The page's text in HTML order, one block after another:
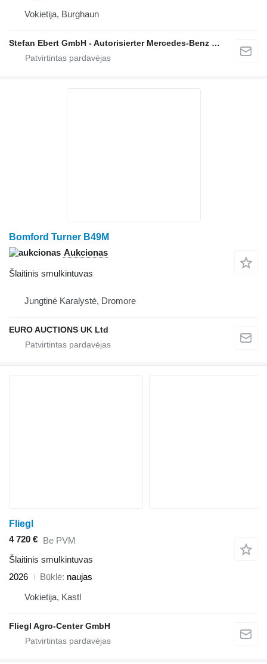
Vokietija, Burghaun
Stefan Ebert GmbH - Autorisierter Mercedes-Benz Servicepartner
Bomford Turner B49M
Aukcionas
Šlaitinis smulkintuvas
Jungtinė Karalystė, Dromore
EURO AUCTIONS UK Ltd
Fliegl
4 720 € Be PVM
Šlaitinis smulkintuvas
2026
Būklė naujas
Vokietija, Kastl
Fliegl Agro-Center GmbH